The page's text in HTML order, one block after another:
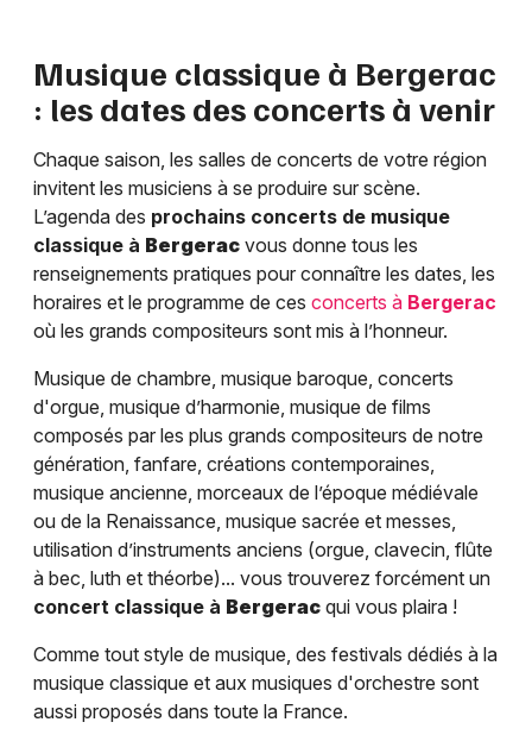
Musique classique à Bergerac
: les dates des concerts à venir
Chaque saison, les salles de concerts de votre région
invitent les musiciens à se produire sur scène.
L’agenda des prochains concerts de musique
classique à Bergerac vous donne tous les
renseignements pratiques pour connaître les dates, les
horaires et le programme de ces concerts à Bergerac
où les grands compositeurs sont mis à l’honneur.
Musique de chambre, musique baroque, concerts
d'orgue, musique d’harmonie, musique de films
composés par les plus grands compositeurs de notre
génération, fanfare, créations contemporaines,
musique ancienne, morceaux de l’époque médiévale
ou de la Renaissance, musique sacrée et messes,
utilisation d’instruments anciens (orgue, clavecin, flûte
à bec, luth et théorbe)... vous trouverez forcément un
concert classique à Bergerac qui vous plaira !
Comme tout style de musique, des festivals dédiés à la
musique classique et aux musiques d'orchestre sont
aussi proposés dans toute la France.